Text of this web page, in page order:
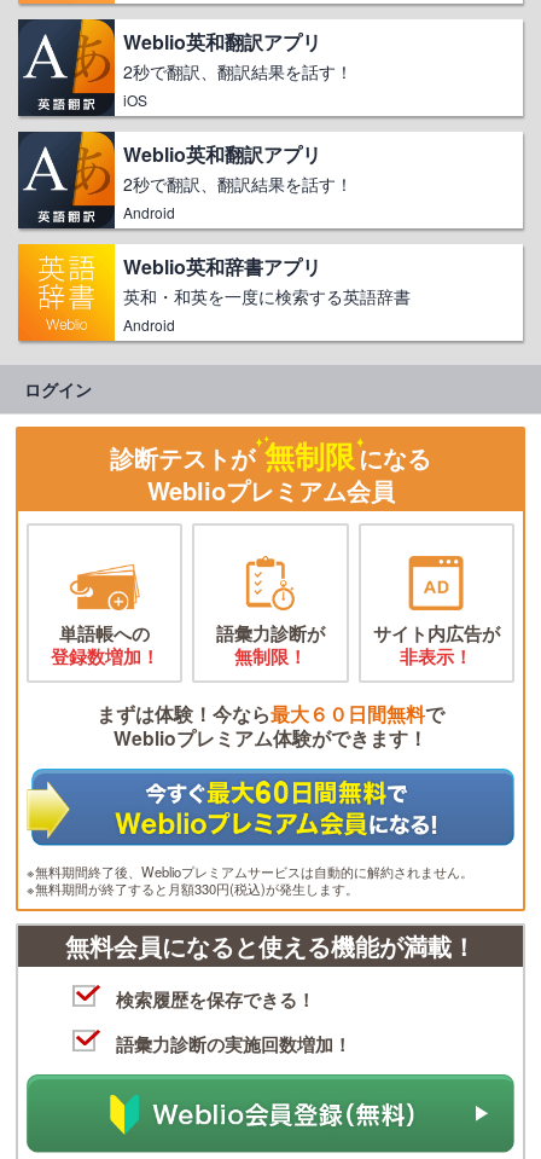
Weblio英和翻訳アプリ
2秒で翻訳、翻訳結果を話す！
iOS
Weblio英和翻訳アプリ
2秒で翻訳、翻訳結果を話す！
Android
Weblio英和辞書アプリ
英和・和英を一度に検索する英語辞書
Android
ログイン
診断テストが 無制限になる
Weblioプレミアム会員
単語帳への
登録数増加！
語彙力診断が
無制限！
サイト内広告が
非表示！
まずは体験！今なら最大６０日間無料で
Weblioプレミアム体験ができます！
※無料期間終了後、Weblioプレミアムサービスは自動的に解約されません。
※無料期間が終了すると月額330円(税込)が発生します。
無料会員になると使える機能が満載！
検索履歴を保存できる！
語彙力診断の実施回数増加！